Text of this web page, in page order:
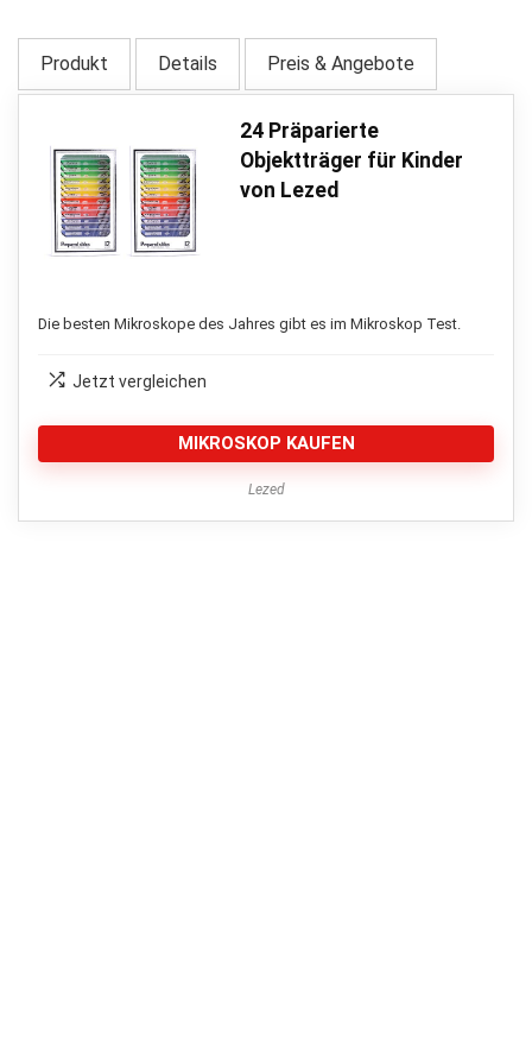
Produkt Details Preis & Angebote
24 Präparierte
Objektträger für Kinder
von Lezed
Die besten Mikroskope des Jahres gibt es im Mikroskop Test.
Jetzt vergleichen
MIKROSKOP KAUFEN
Lezed